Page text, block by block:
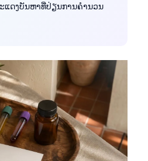
ແດງບັນຫາທີ່ປ່ຽນການຄຳນວນ